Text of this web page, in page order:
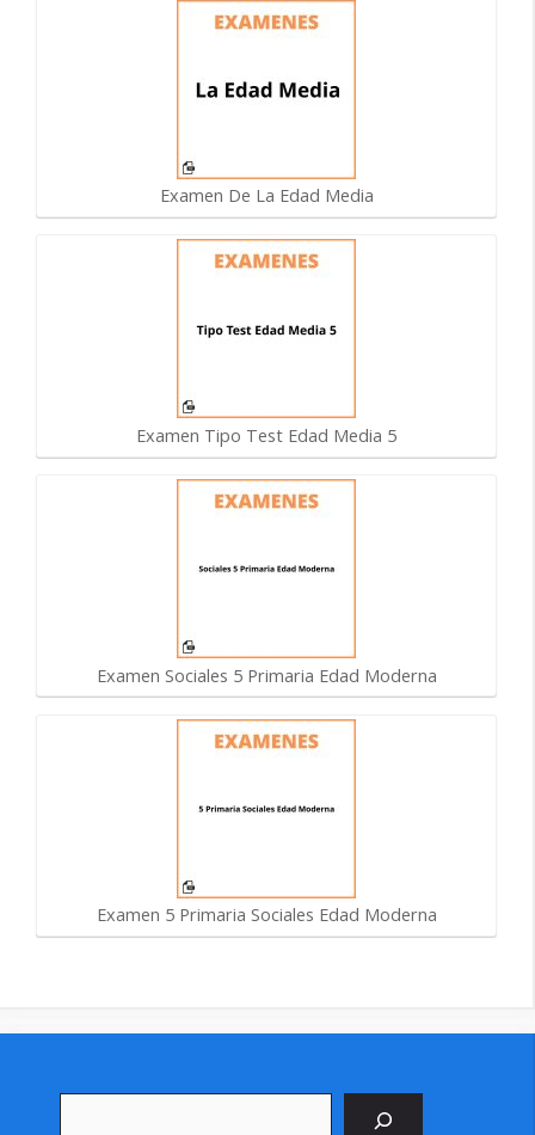
Examen De La Edad Media
Examen Tipo Test Edad Media 5
Examen Sociales 5 Primaria Edad Moderna
Examen 5 Primaria Sociales Edad Moderna